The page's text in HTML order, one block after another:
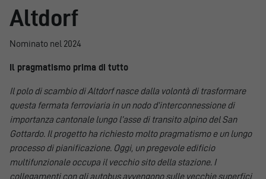
Altdorf
Nominato nel 2024
Il pragmatismo prima di tutto
Il polo di scambio di Altdorf nasce dalla volontà di trasformare
questa fermata ferroviaria in un nodo d’interconnessione di
importanza cantonale lungo l’asse di transito alpino del San
Gottardo. Il progetto ha richiesto molto pragmatismo e un lungo
processo di pianificazione. Oggi, un pregevole edificio
multifunzionale occupa il vecchio sito della stazione. I
collegamenti con gli autobus avvengono sulle vecchie superfici